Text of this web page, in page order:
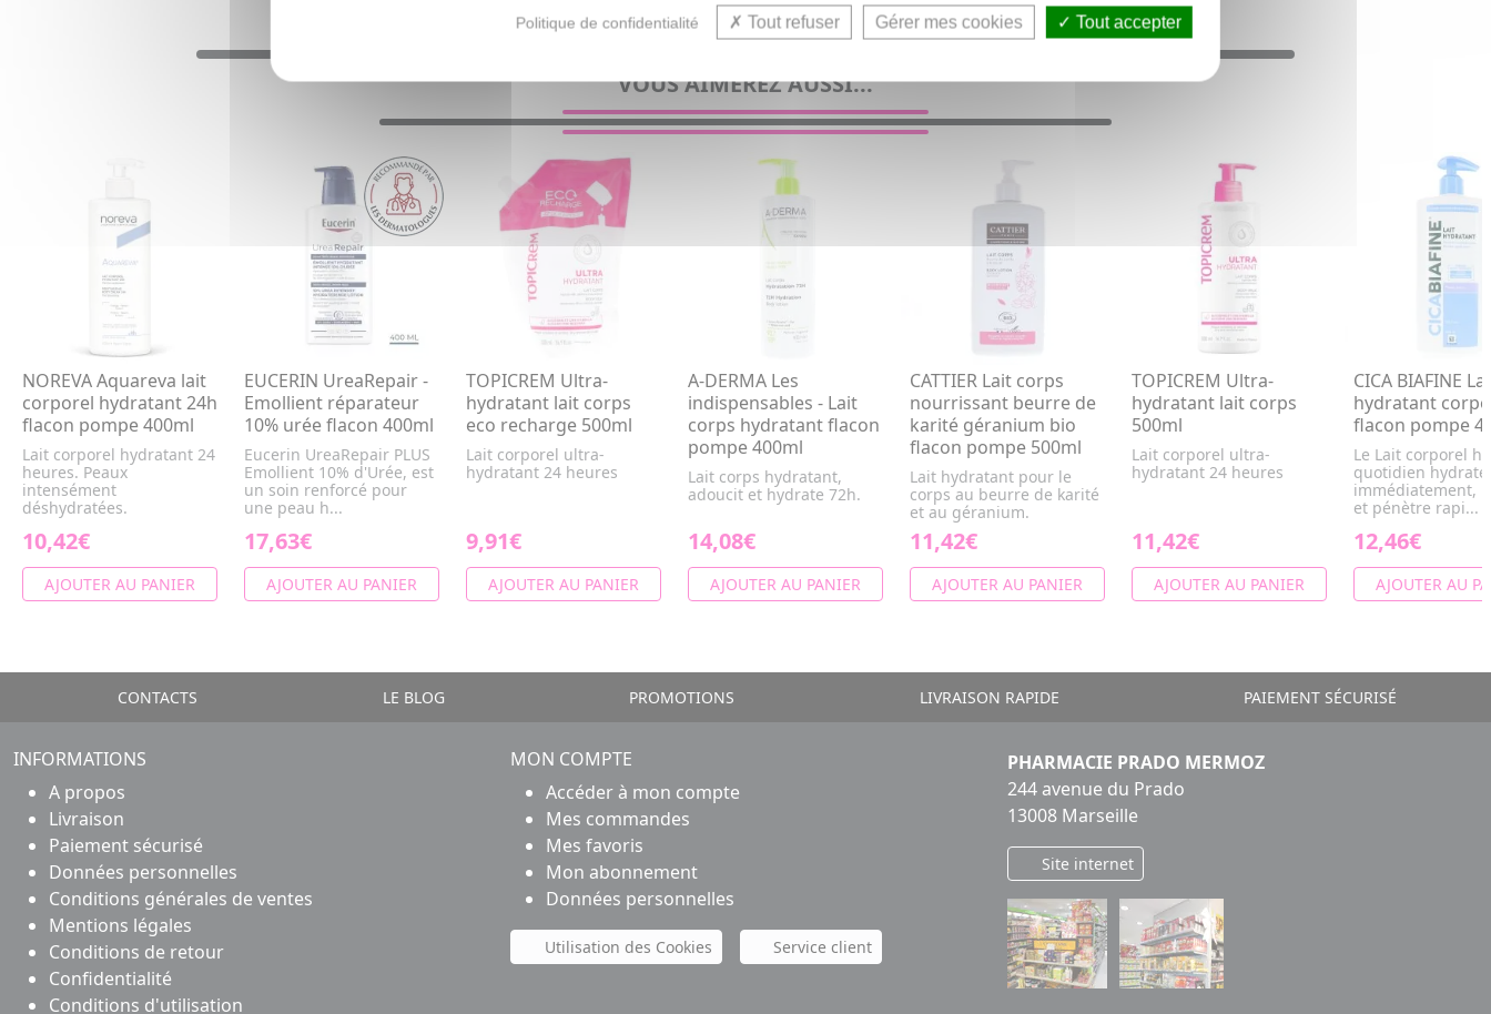
VOUS AIMEREZ AUSSI...
NOREVA Aquareva lait
corporel hydratant 24h
flacon pompe 400ml
Lait corporel hydratant 24
heures. Peaux
intensément
déshydratées.
10,42€
AJOUTER AU PANIER
EUCERIN UreaRepair -
Emollient réparateur
10% urée flacon 400ml
Eucerin UreaRepair PLUS
Emollient 10% d'Urée, est
un soin renforcé pour
une peau h...
17,63€
AJOUTER AU PANIER
TOPICREM Ultra-
hydratant lait corps
eco recharge 500ml
Lait corporel ultra-
hydratant 24 heures
9,91€
AJOUTER AU PANIER
A-DERMA Les
indispensables - Lait
corps hydratant flacon
pompe 400ml
Lait corps hydratant,
adoucit et hydrate 72h.
14,08€
AJOUTER AU PANIER
CATTIER Lait corps
nourrissant beurre de
karité géranium bio
flacon pompe 500ml
Lait hydratant pour le
corps au beurre de karité
et au géranium.
11,42€
AJOUTER AU PANIER
TOPICREM Ultra-
hydratant lait corps
500ml
Lait corporel ultra-
hydratant 24 heures
11,42€
AJOUTER AU PANIER
CICA BIAFINE
hydratant
flacon pompe
Le Lait corporel
quotidien hydrate
immédiatement,
et pénètre rapi...
12,46€
AJOUTER AU
CONTACTS LE BLOG PROMOTIONS LIVRAISON RAPIDE PAIEMENT SÉCURISÉ
INFORMATIONS
A propos
Livraison
Paiement sécurisé
Données personnelles
Conditions générales de ventes
Mentions légales
Conditions de retour
Confidentialité
Conditions d'utilisation
MON COMPTE
Accéder à mon compte
Mes commandes
Mes favoris
Mon abonnement
Données personnelles
Utilisation des Cookies Service client
PHARMACIE PRADO MERMOZ
244 avenue du Prado
13008 Marseille
Site internet
Politique de confidentialité Tout refuser Gérer mes cookies Tout accepter